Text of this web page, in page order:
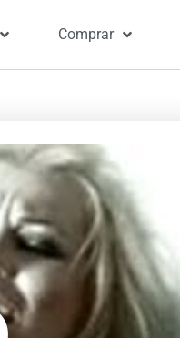
Comprar